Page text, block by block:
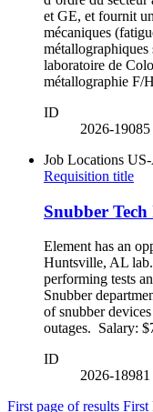
et GE, et fournit
mécaniques
laboratoire de
métallographie F/
ID
2026-19085
Job Locations
Requisition title
Snubber
Element has an
Huntsville, AL
performing tests
Snubber
of snubber
outages. Salary:
ID
2026-18981
First page of results First